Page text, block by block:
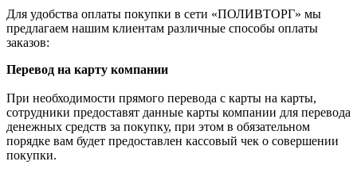
Для удобства оплаты покупки в сети «ПОЛИВТОРГ» мы
предлагаем нашим клиентам различные способы оплаты
заказов:
Перевод на карту компании
При необходимости прямого перевода с карты на карты,
сотрудники предоставят данные карты компании для перевода
денежных средств за покупку, при этом в обязательном
порядке вам будет предоставлен кассовый чек о совершении
покупки.